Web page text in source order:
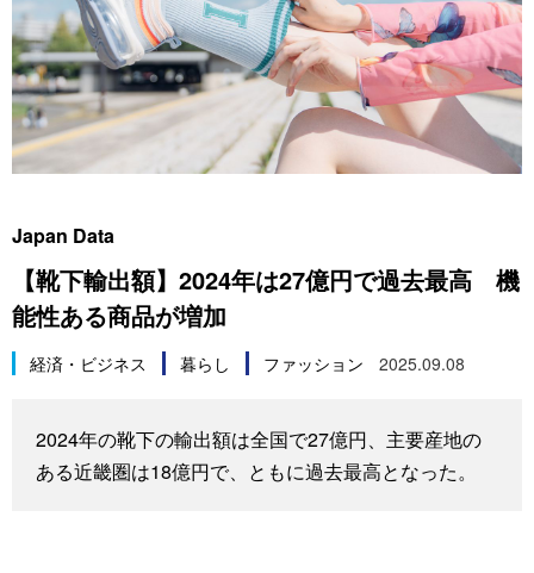
Français
Español
العربية
政治・外交
経済・ビジネス
社会
文化
暮らし
ニュース
トップ
In-depth
旅と暮らし
動画/Live
Cinema
国際・海外
社会
文化
スポーツ・東京2020
People
東京
お知らせ
Japan Data
【靴下輸出額】2024年は27億円で過去最高 機
能性ある商品が増加
経済・ビジネス 暮らし ファッション 2025.09.08
2024年の靴下の輸出額は全国で27億円、主要産地の
ある近畿圏は18億円で、ともに過去最高となった。